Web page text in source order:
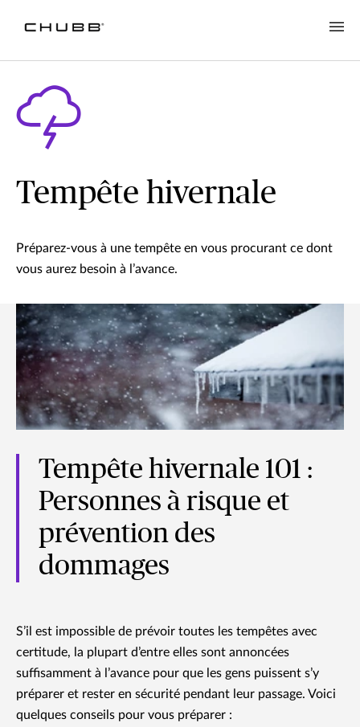
Tempête hivernale
Préparez-vous à une tempête en vous procurant ce dont
vous aurez besoin à l’avance.
Tempête hivernale 101 :
Personnes à risque et
prévention des
dommages
S’il est impossible de prévoir toutes les tempêtes avec
certitude, la plupart d’entre elles sont annoncées
suffisamment à l’avance pour que les gens puissent s’y
préparer et rester en sécurité pendant leur passage. Voici
quelques conseils pour vous préparer :